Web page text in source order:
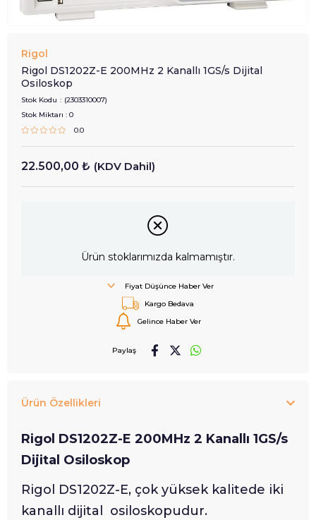
Rigol
Rigol DS1202Z-E 200MHz 2 Kanallı 1GS/s Dijital
Osiloskop
Stok Kodu
(2303310007)
Stok Miktarı : 0
0.0
22.500,00 ₺ (KDV Dahil)
Ürün stoklarımızda kalmamıştır.
Fiyat Düşünce Haber Ver
Kargo Bedava
Gelince Haber Ver
Paylaş
Ürün Özellikleri
Rigol DS1202Z-E 200MHz 2 Kanallı 1GS/s
Dijital Osiloskop
Rigol DS1202Z-E, çok yüksek kalitede iki
kanallı dijital osiloskopudur.